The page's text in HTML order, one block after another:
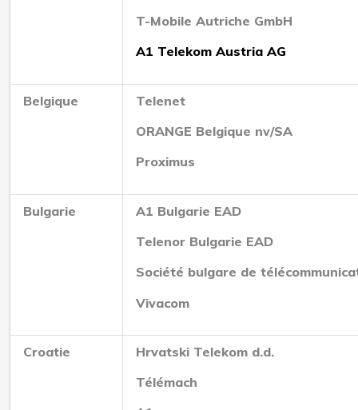
T-Mobile Autriche GmbH
A1 Telekom Austria AG
Belgique
Telenet
ORANGE Belgique nv/SA
Proximus
Bulgarie
A1 Bulgarie EAD
Telenor Bulgarie EAD
Société bulgare de
Vivacom
Croatie
Hrvatski Telekom d.d.
Télémach